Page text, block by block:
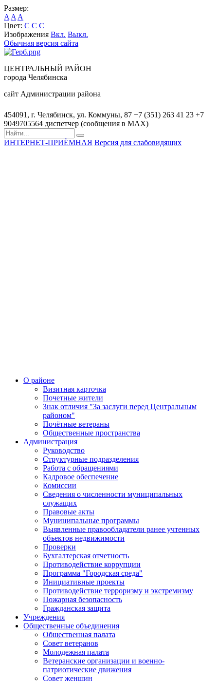
Размер:
A A A
Цвет: C C C
Изображения Вкл. Выкл.
Обычная версия сайта
ЦЕНТРАЛЬНЫЙ РАЙОН
города Челябинска
сайт Администрации района
454091, г. Челябинск, ул. Коммуны, 87 +7 (351) 263 41 23 +7
9049705564 диспетчер (сообщения в MAX)
ИНТЕРНЕТ-ПРИЁМНАЯ Версия для слабовидящих
О районе
Визитная карточка
Почетные жители
Знак отличия "За заслуги перед Центральным
районом"
Почётные ветераны
Общественные пространства
Администрация
Руководство
Структурные подразделения
Работа с обращениями
Кадровое обеспечение
Комиссии
Сведения о численности муниципальных
служащих
Правовые акты
Муниципальные программы
Выявленные правообладатели ранее учтенных
объектов недвижимости
Проверки
Бухгалтерская отчетность
Противодействие коррупции
Программа "Городская среда"
Инициативные проекты
Противодействие терроризму и экстремизму
Пожарная безопасность
Гражданская защита
Учреждения
Общественные объединения
Общественная палата
Совет ветеранов
Молодежная палата
Ветеранские организации и военно-
патриотические движения
Совет женщин